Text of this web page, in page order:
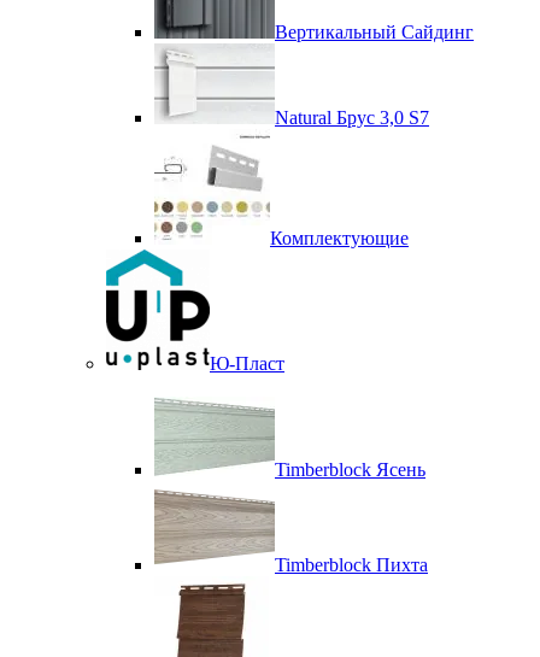
Вертикальный Сайдинг
Natural Брус 3,0 S7
Комплектующие
Ю-Пласт
Timberblock Ясень
Timberblock Пихта